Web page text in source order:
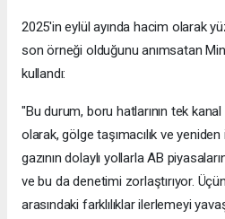
2025'in eylül ayında hacim olarak
son örneği olduğunu anımsatan
kullandı:
"Bu durum, boru hatlarının tek
olarak, gölge taşımacılık ve
gazının dolaylı yollarla AB
ve bu da denetimi zorlaştırıyor.
arasındaki farklılıklar ilerlemeyi